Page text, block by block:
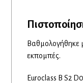
Βαθμολογήθηκε
εκπομπές.
Euroclass B S2